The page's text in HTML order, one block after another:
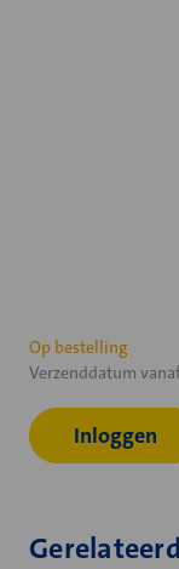
Huidige
voorraad:
Op bestelling
Verzenddatum
Inloggen